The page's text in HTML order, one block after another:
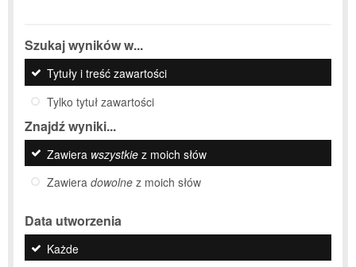
Szukaj wyników w...
Tytuły i treść zawartości
Tylko tytuł zawartości
Znajdź wyniki...
Zawiera wszystkie z moich słów
Zawiera dowolne z moich słów
Data utworzenia
Każde